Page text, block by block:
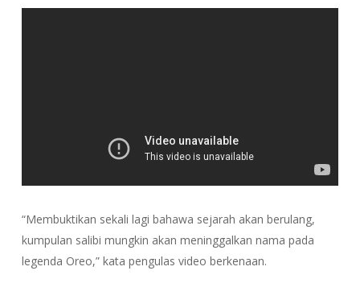
“Membuktikan sekali lagi bahawa sejarah akan berulang,
kumpulan salibi mungkin akan meninggalkan nama pada
legenda Oreo,” kata pengulas video berkenaan.